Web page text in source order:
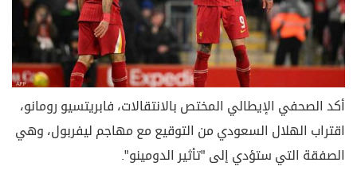
أكد الصحفي الإيطالي المختص بالانتقالات، فابريتسيو رومانو،
اقتراب الهلال السعودي من التوقيع مع مهاجم ليفربول، وهي
الصفقة التي ستؤدي إلى "تأثير الدومينو".